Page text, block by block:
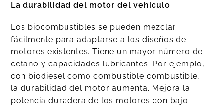
La durabilidad del motor del vehículo
Los biocombustibles se pueden mezclar
fácilmente para adaptarse a los diseños de
motores existentes. Tiene un mayor número de
cetano y capacidades lubricantes. Por ejemplo,
con biodiesel como combustible combustible,
la durabilidad del motor aumenta. Mejora la
potencia duradera de los motores con bajo